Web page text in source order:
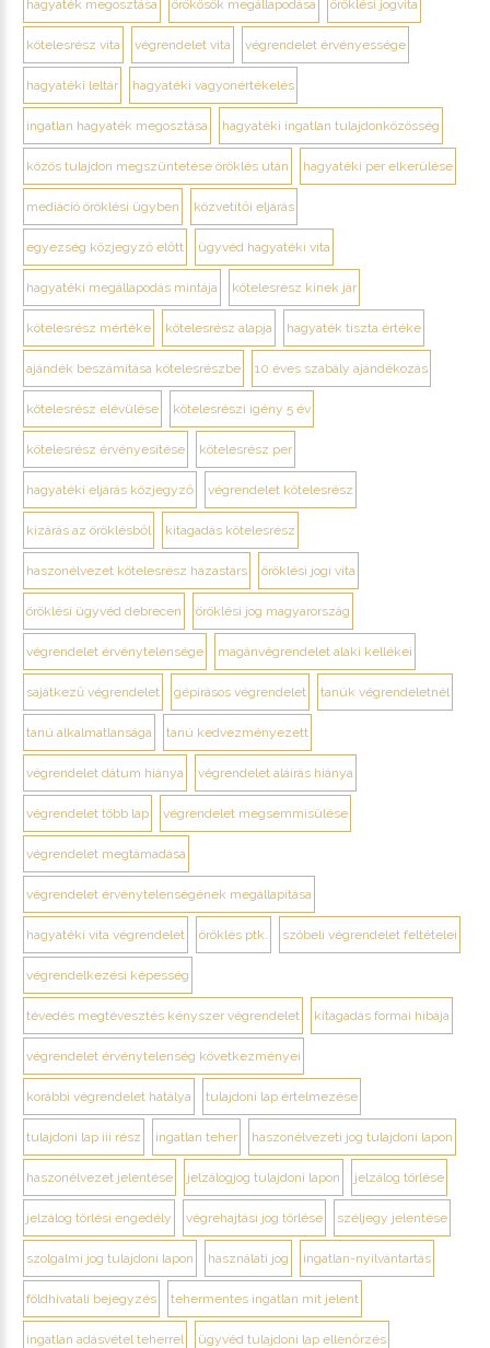
hagyaték megosztása örökösök megállapodása öröklési jogvita
kötelesrész vita végrendelet vita végrendelet érvényessége
hagyatéki leltár hagyatéki vagyonértékelés
ingatlan hagyaték megosztása hagyatéki ingatlan tulajdonközösség
közös tulajdon megszüntetése öröklés után hagyatéki per elkerülése
mediáció öröklési ügyben közvetítői eljárás
egyezség közjegyző előtt ügyvéd hagyatéki vita
hagyatéki megállapodás mintája kötelesrész kinek jár
kötelesrész mértéke kötelesrész alapja hagyaték tiszta értéke
ajándék beszámítása kötelesrészbe 10 éves szabály ajándékozás
kötelesrész elévülése kötelesrészi igény 5 év
kötelesrész érvényesítése kötelesrész per
hagyatéki eljárás közjegyző végrendelet kötelesrész
kizárás az öröklésből kitagadás kötelesrész
haszonélvezet kötelesrész házastárs öröklési jogi vita
öröklési ügyvéd debrecen öröklési jog magyarország
végrendelet érvénytelensége magánvégrendelet alaki kellékei
sajátkezű végrendelet gépírásos végrendelet tanúk végrendeletnél
tanú alkalmatlansága tanú kedvezményezett
végrendelet dátum hiánya végrendelet aláírás hiánya
végrendelet több lap végrendelet megsemmisülése
végrendelet megtámadása
végrendelet érvénytelenségének megállapítása
hagyatéki vita végrendelet öröklés ptk. szóbeli végrendelet feltételei
végrendelkezési képesség
tévedés megtévesztés kényszer végrendelet kitagadás formai hibája
végrendelet érvénytelenség következményei
korábbi végrendelet hatálya tulajdoni lap értelmezése
tulajdoni lap iii rész ingatlan teher haszonélvezeti jog tulajdoni lapon
haszonélvezet jelentése jelzálogjog tulajdoni lapon jelzálog törlése
jelzálog törlési engedély végrehajtási jog törlése széljegy jelentése
szolgalmi jog tulajdoni lapon használati jog ingatlan-nyilvántartás
földhivatali bejegyzés tehermentes ingatlan mit jelent
ingatlan adásvétel teherrel ügyvéd tulajdoni lap ellenőrzés